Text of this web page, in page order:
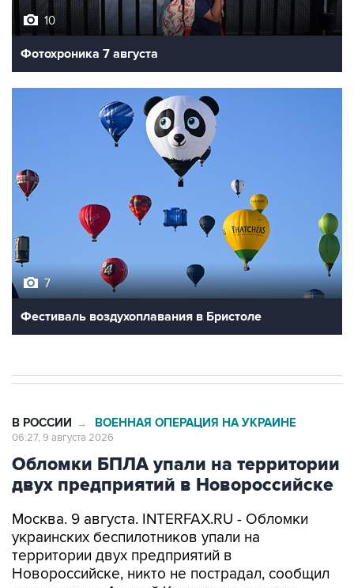
Фотохроника 7 августа
Фестиваль воздухоплавания в Бристоле
Обломки БПЛА упали на территории
двух предприятий в Новороссийске
Москва. 9 августа. INTERFAX.RU - Обломки
территории двух предприятий в
Новороссийске, никто не пострадал, сообщил
глава города Андрей Кравченко в своем
канале в мессенджере Max в воскресенье.